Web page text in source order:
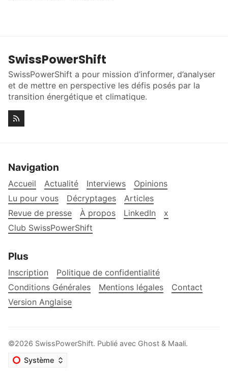
SwissPowerShift
SwissPowerShift a pour mission d’informer, d’analyser
et de mettre en perspective les défis posés par la
transition énergétique et climatique.
Navigation
Accueil Actualité Interviews
Opinions
Lu pour vous
Décryptages
Articles
Revue de presse
À propos LinkedIn
x
Club SwissPowerShift
Plus
Inscription
Politique de confidentialité
Conditions Générales
Mentions légales
Contact
Version Anglaise
©2026 SwissPowerShift. Publié avec Ghost & Maali.